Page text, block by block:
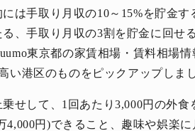
は手取り月収の10～15%を貯金す
、手取り月収の3割を貯金に回せ
東京都の家賃相場・賃料相場情
い港区のものをピックアップしまし
せして、1回あたり3,000円の外食
4,000円)できること、趣味や娯楽